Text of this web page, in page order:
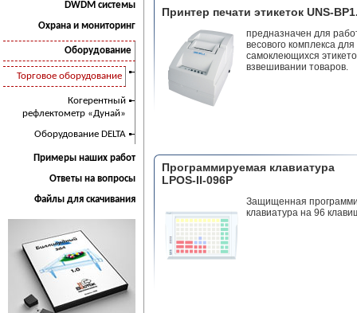
DWDM системы
Охрана и мониторинг
Оборудование
Торговое оборудование
Когерентный
рефлектометр «Дунай»
Оборудование DELTA
Примеры наших работ
Ответы на вопросы
Файлы для скачивания
Принтер печати этикеток UNS-
предназначен для
весового комплекса
самоклеющихся
взвешивании товаров.
Программируемая клавиатура
LPOS-II-096P
Защищенная
клавиатура на 96